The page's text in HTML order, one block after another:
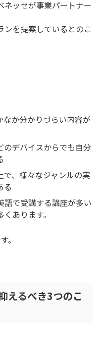
ッセが事業パートナー
を提案しているとのこ
か分かりづらい内容が
のデバイスからでも自分
、様々なジャンルの実
る
語で受講する講座が多い
あります。
。
えるべき3つのこ